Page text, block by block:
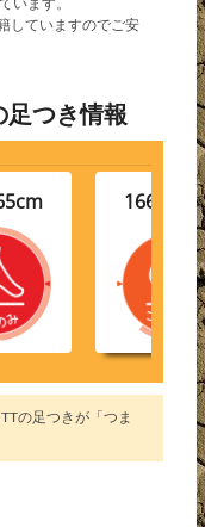
していますのでご安
足つき情報
166-
の足つきが「つま